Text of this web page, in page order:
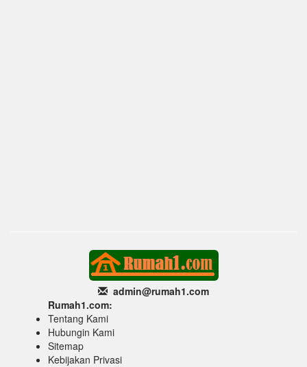
admin@rumah1.com
Rumah1.com:
Tentang Kami
Hubungin Kami
Sitemap
Kebijakan Privasi